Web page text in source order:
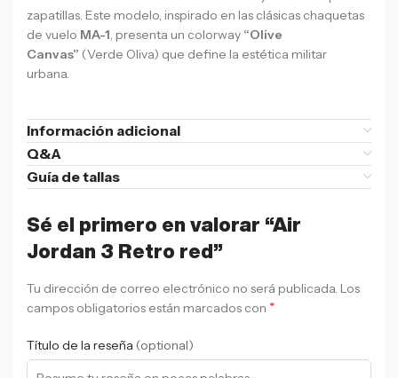
zapatillas. Este modelo, inspirado en las clásicas chaquetas
de vuelo MA-1, presenta un colorway “Olive
Canvas” (Verde Oliva) que define la estética militar
urbana.
Información adicional
Q&A
Guía de tallas
Sé el primero en valorar “Air
Jordan 3 Retro red”
Tu dirección de correo electrónico no será publicada. Los
campos obligatorios están marcados con *
Título de la reseña (optional)